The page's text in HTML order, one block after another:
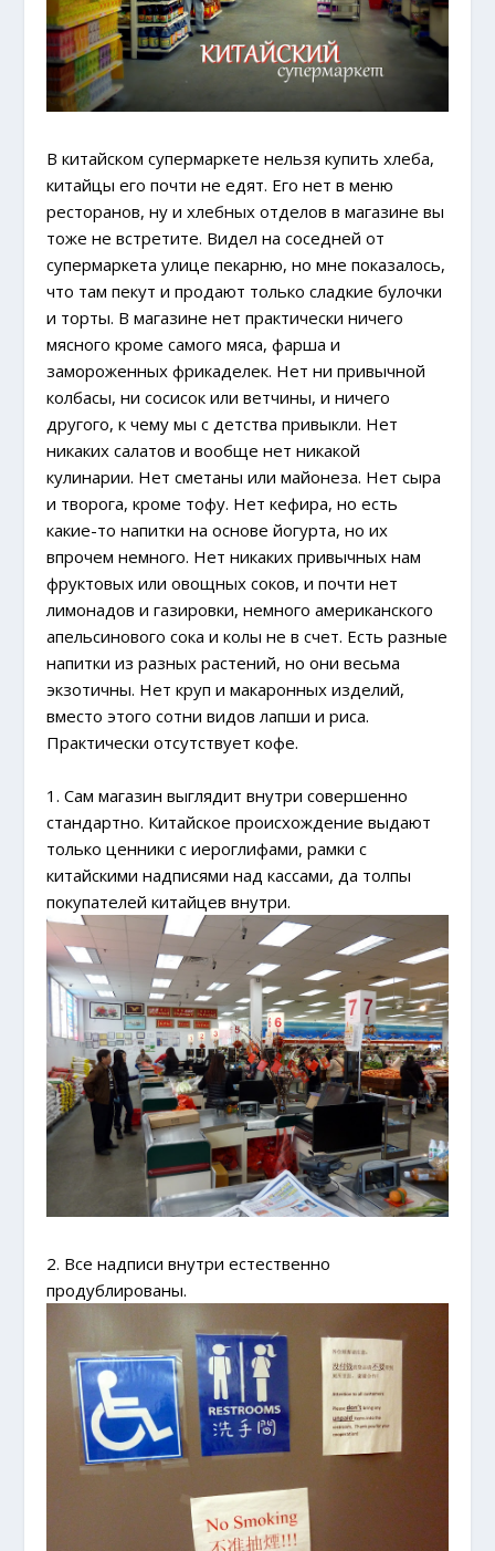
В китайском супермаркете нельзя купить хлеба,
китайцы его почти не едят. Его нет в меню
ресторанов, ну и хлебных отделов в магазине вы
тоже не встретите. Видел на соседней от
супермаркета улице пекарню, но мне показалось,
что там пекут и продают только сладкие булочки
и торты. В магазине нет практически ничего
мясного кроме самого мяса, фарша и
замороженных фрикаделек. Нет ни привычной
колбасы, ни сосисок или ветчины, и ничего
другого, к чему мы с детства привыкли. Нет
никаких салатов и вообще нет никакой
кулинарии. Нет сметаны или майонеза. Нет сыра
и творога, кроме тофу. Нет кефира, но есть
какие-то напитки на основе йогурта, но их
впрочем немного. Нет никаких привычных нам
фруктовых или овощных соков, и почти нет
лимонадов и газировки, немного американского
апельсинового сока и колы не в счет. Есть разные
напитки из разных растений, но они весьма
экзотичны. Нет круп и макаронных изделий,
вместо этого сотни видов лапши и риса.
Практически отсутствует кофе.
1. Сам магазин выглядит внутри совершенно
стандартно. Китайское происхождение выдают
только ценники с иероглифами, рамки с
китайскими надписями над кассами, да толпы
покупателей китайцев внутри.
2. Все надписи внутри естественно
продублированы.